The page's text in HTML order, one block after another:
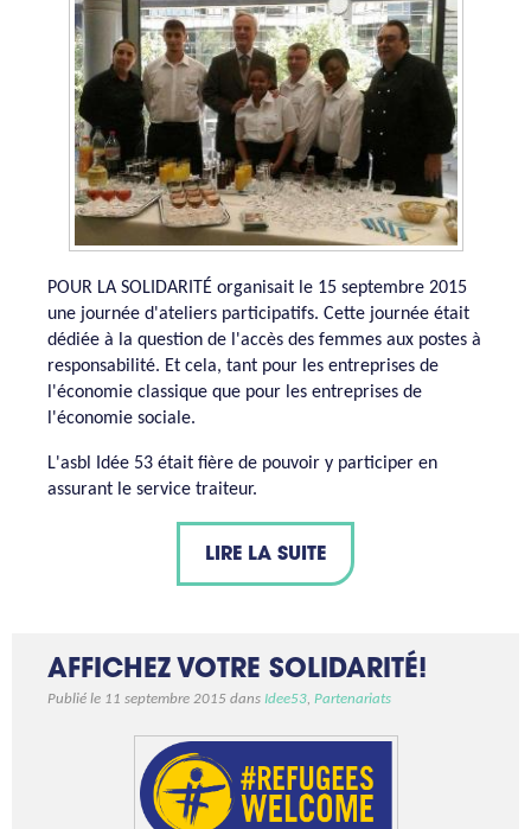
POUR LA SOLIDARITÉ organisait le 15 septembre 2015
une journée d'ateliers participatifs. Cette journée était
dédiée à la question de l'accès des femmes aux postes à
responsabilité. Et cela, tant pour les entreprises de
l'économie classique que pour les entreprises de
l'économie sociale.
L'asbl Idée 53 était fière de pouvoir y participer en
assurant le service traiteur.
LIRE LA SUITE
AFFICHEZ VOTRE SOLIDARITÉ!
Publié le 11 septembre 2015 dans Idee53 Partenariats